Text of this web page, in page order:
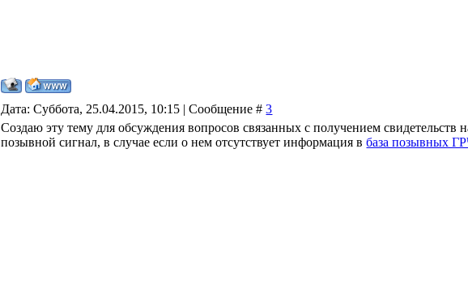
Дата: Суббота, 25.04.2015, 10:15 | Сообщение #3
Создаю эту тему для обсуждения вопросов связанных с получением свидетельств
позывной сигнал, в случае если о нем отсутствует информация вбаза позывных